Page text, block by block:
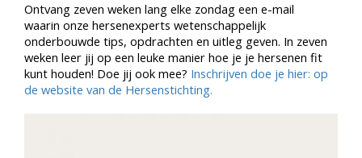
Ontvang zeven weken lang elke zondag een e-mail
waarin onze hersenexperts wetenschappelijk
onderbouwde tips, opdrachten en uitleg geven. In zeven
weken leer jij op een leuke manier hoe je je hersenen fit
kunt houden! Doe jij ook mee? Inschrijven doe je hier: op
de website van de Hersenstichting.